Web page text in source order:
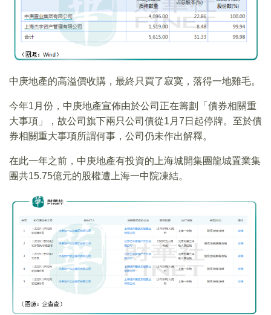
中庚地產的高溢價收購，最終只買了寂寞，落得一地雞毛。
今年1月份，中庚地產宣佈由於公司正在籌劃「債券相關重
大事項」，故公司旗下兩只公司債從1月7日起停牌。至於債
券相關重大事項所謂何事，公司仍未作出解釋。
在此一年之前，中庚地產有投資的上海城開集團龍城置業集
團共15.75億元的股權遭上海一中院凍結。